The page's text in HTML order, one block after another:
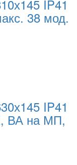
IP41
38 мод.
IP41
ВА на МП,